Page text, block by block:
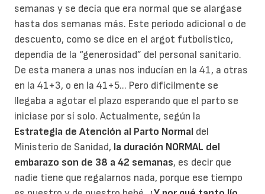
semanas y se decía que era normal que se alargase
hasta dos semanas más. Este periodo adicional o de
descuento, como se dice en el argot futbolístico,
dependía de la “generosidad” del personal sanitario.
De esta manera a unas nos inducían en la 41, a otras
en la 41+3, o en la 41+5... Pero difícilmente se
llegaba a agotar el plazo esperando que el parto se
iniciase por sí solo. Actualmente, según la
Estrategia de Atención al Parto Normal del
Ministerio de Sanidad, la duración NORMAL del
embarazo son de 38 a 42 semanas, es decir que
nadie tiene que regalarnos nada, porque ese tiempo